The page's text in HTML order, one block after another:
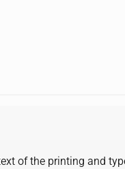
of the printing and